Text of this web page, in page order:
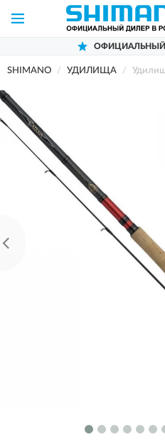
ОФИЦИАЛЬНЫЙ
SHIMANO УДИЛИЩА